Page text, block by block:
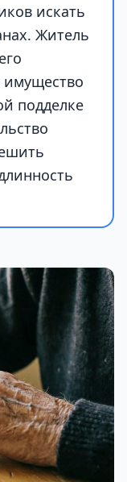
искать
Житель
имущество
подделке